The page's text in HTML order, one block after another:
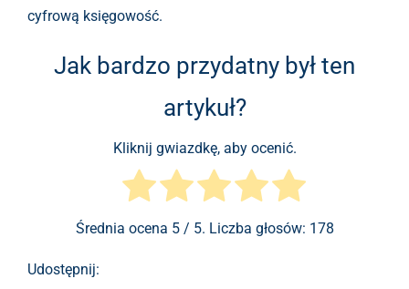
cyfrową księgowość.
Jak bardzo przydatny był ten
artykuł?
Kliknij gwiazdkę, aby ocenić.
Średnia ocena 5/ 5. Liczba głosów: 178
Udostępnij: